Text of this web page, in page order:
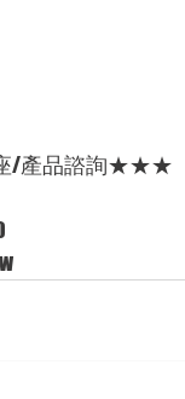
/產品諮詢★★★